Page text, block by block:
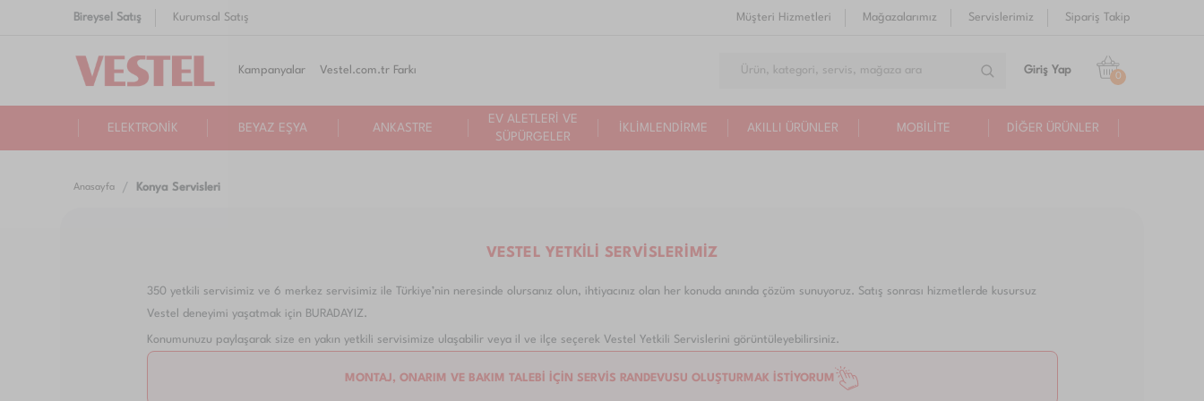
Bireysel Satış Kurumsal Satış Müşteri Hizmetleri Mağazalarımız Servislerimiz Sipariş Takip
Kampanyalar Vestel.com.tr Farkı Giriş Yap 0
ELEKTRONİK BEYAZ EŞYA ANKASTRE
EV ALETLERİ VE
SÜPÜRGELER
İKLİMLENDİRME AKILLI ÜRÜNLER MOBİLİTE DİĞER ÜRÜNLER
Anasayfa Konya Servisleri
VESTEL YETKİLİ SERVİSLERİMİZ
350 yetkili servisimiz ve 6 merkez servisimiz ile Türkiye’nin neresinde olursanız olun, ihtiyacınız olan her konuda anında çözüm sunuyoruz. Satış sonrası hizmetlerde kusursuz
Vestel deneyimi yaşatmak için BURADAYIZ.
Konumunuzu paylaşarak size en yakın yetkili servisimize ulaşabilir veya il ve ilçe seçerek Vestel Yetkili Servislerini görüntüleyebilirsiniz.
MONTAJ, ONARIM VE BAKIM TALEBİ İÇİN SERVİS RANDEVUSU OLUŞTURMAK İSTİYORUM